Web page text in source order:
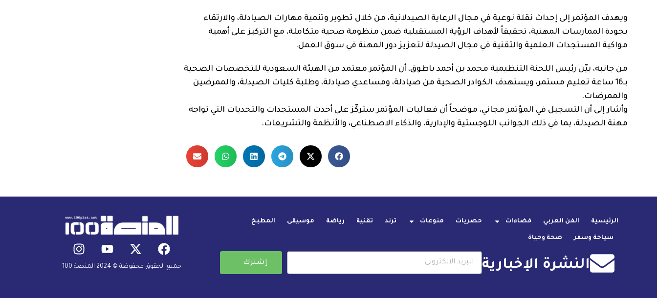
ويهدف المؤتمر إلى إحداث نقلة نوعية في مجال الرعاية الصيدلانية، من خلال تطوير وتنمية مهارات الصيادلة، والارتقاء
بجودة الممارسات المهنية، تحقيقاً لأهداف الرؤية المستقبلية ضمن منظومة صحية متكاملة، مع التركيز على أهمية
مواكبة المستجدات العلمية والتقنية في مجال الصيدلة لتعزيز دور المهنة في سوق العمل.
من جانبه، بيّن رئيس اللجنة التنظيمية محمد بن أحمد باطوق، أن المؤتمر معتمد من الهيئة السعودية للتخصصات الصحية
بـ16 ساعة تعليم مستمر، ويستهدف الكوادر الصحية من صيادلة، ومساعدي صيادلة، وطلبة كليات الصيدلة، والممرضين
والممرضات.
وأشار إلى أن التسجيل في المؤتمر مجاني، موضحاً أن فعاليات المؤتمر ستركّز على أحدث المستجدات والتحديات التي تواجه
مهنة الصيدلة، بما في ذلك الجوانب اللوجستية والإدارية، والذكاء الاصطناعي، والأنظمة والتشريعات.
الرئيسية الفن العربي فضاءات حصريات منوعات ترند تقنية رياضة موسيقى المطبخ
سياحة وسفر صحة وحياة
النشرة الإخبارية إشترك
جميع الحقوق محفوظة © 2024 المنصة 100